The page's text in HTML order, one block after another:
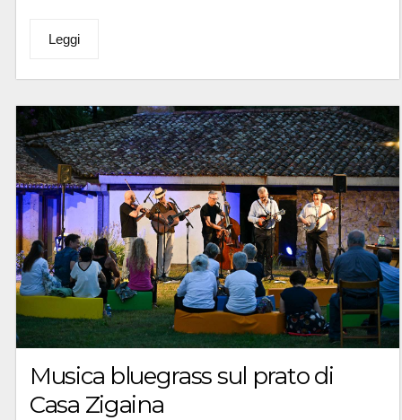
Leggi
Musica bluegrass sul prato di
Casa Zigaina